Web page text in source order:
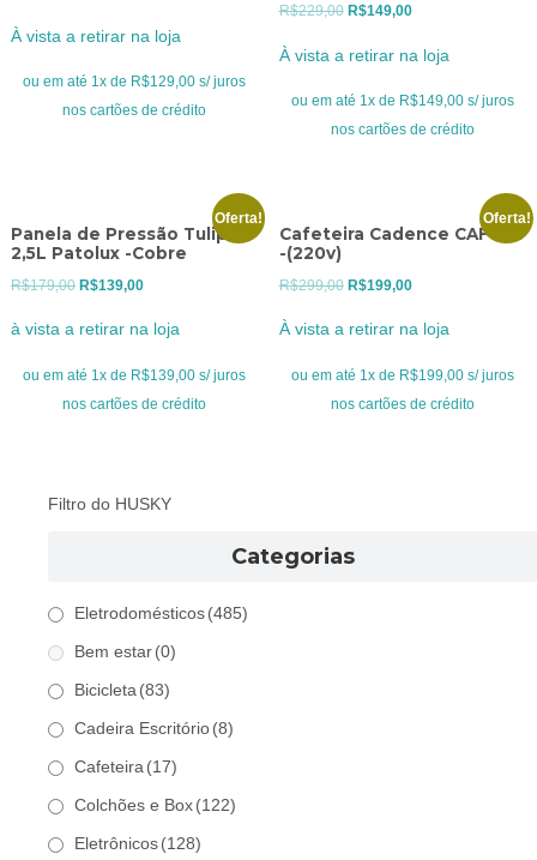
original
era:
R$169,00.
atual
é:
R$129,00.
À vista a retirar na loja
ou em até 1x de R$129,00 s/ juros
nos cartões de crédito
R$229,00 O
original
era:
R$229,00.
R$149,00O
atual
é:
R$149,00.
À vista a retirar na loja
ou em até 1x de R$149,00 s/ juros
nos cartões de crédito
Oferta!
Panela de Pressão Tulipa
2,5L Patolux -Cobre
R$179,00 O
era:
R$179,00.
R$139,00O
atual
é:
R$139,00.
à vista a retirar na loja
ou em até 1x de R$139,00 s/ juros
nos cartões de crédito
Oferta!
Cafeteira Cadence CAF 610
-(220v)
R$299,00 O
era:
R$299,00.
R$199,00O
atual
é:
R$199,00.
À vista a retirar na loja
ou em até 1x de R$199,00 s/ juros
nos cartões de crédito
Filtro do HUSKY
Categorias
Eletrodomésticos (485)
Bem estar (0)
Bicicleta (83)
Cadeira Escritório (8)
Cafeteira (17)
Colchões e Box (122)
Eletrônicos (128)